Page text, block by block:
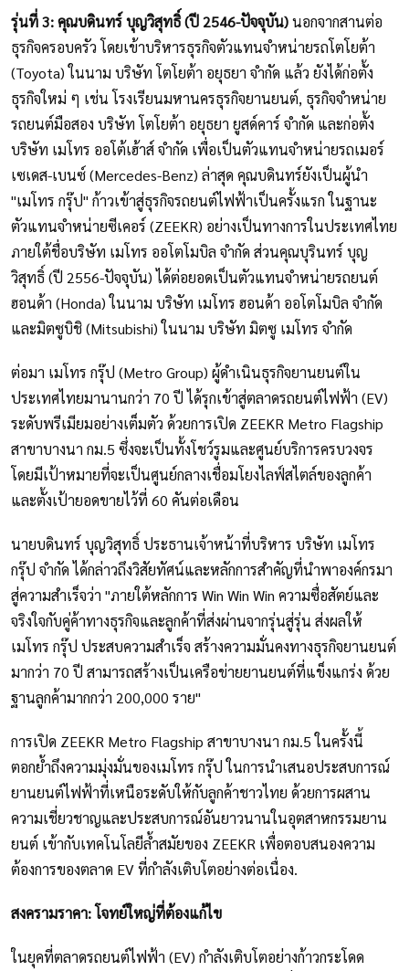
รุ่นที่ 3: คุณบดินทร์ บุญวิสุทธิ์ (ปี 2546-ปัจจุบัน)นอกจากสานต่อ
ธุรกิจครอบครัว โดยเข้าบริหารธุรกิจตัวแทนจำหน่ายรถโตโยต้า
(Toyota) ในนาม บริษัท โตโยต้า อยุธยา จำกัด แล้ว ยังได้ก่อตั้ง
ธุรกิจใหม่ ๆ เช่น โรงเรียนมหานครธุรกิจยานยนต์, ธุรกิจจำหน่าย
รถยนต์มือสอง บริษัท โตโยต้า อยุธยา ยูสด์คาร์ จำกัด และก่อตั้ง
บริษัท เมโทร ออโต้เฮ้าส์ จำกัด เพื่อเป็นตัวแทนจำหน่ายรถเมอร์
เซเดส-เบนซ์ (Mercedes-Benz) ล่าสุด คุณบดินทร์ยังเป็นผู้นำ
"เมโทร กรุ๊ป" ก้าวเข้าสู่ธุรกิจรถยนต์ไฟฟ้าเป็นครั้งแรก ในฐานะ
ตัวแทนจำหน่ายซีเคอร์ (ZEEKR) อย่างเป็นทางการในประเทศไทย
ภายใต้ชื่อบริษัท เมโทร ออโตโมบิล จำกัด ส่วนคุณบุรินทร์ บุญ
วิสุทธิ์ (ปี 2556-ปัจจุบัน) ได้ต่อยอดเป็นตัวแทนจำหน่ายรถยนต์
ฮอนด้า (Honda) ในนาม บริษัท เมโทร ฮอนด้า ออโตโมบิล จำกัด
และมิตซูบิชิ (Mitsubishi) ในนาม บริษัท มิตซู เมโทร จำกัด
ต่อมา เมโทร กรุ๊ป (Metro Group) ผู้ดำเนินธุรกิจยานยนต์ใน
ประเทศไทยมานานกว่า 70 ปี ได้รุกเข้าสู่ตลาดรถยนต์ไฟฟ้า (EV)
ระดับพรีเมียมอย่างเต็มตัว ด้วยการเปิด ZEEKR Metro Flagship
สาขาบางนา กม.5 ซึ่งจะเป็นทั้งโชว์รูมและศูนย์บริการครบวงจร
โดยมีเป้าหมายที่จะเป็นศูนย์กลางเชื่อมโยงไลฟ์สไตล์ของลูกค้า
และตั้งเป้ายอดขายไว้ที่ 60 คันต่อเดือน
นายบดินทร์ บุญวิสุทธิ์ ประธานเจ้าหน้าที่บริหาร บริษัท เมโทร
กรุ๊ป จำกัด ได้กล่าวถึงวิสัยทัศน์และหลักการสำคัญที่นำพาองค์กรมา
สู่ความสำเร็จว่า "ภายใต้หลักการ Win Win Win ความซื่อสัตย์และ
จริงใจกับคู่ค้าทางธุรกิจและลูกค้าที่ส่งผ่านจากรุ่นสู่รุ่น ส่งผลให้
เมโทร กรุ๊ป ประสบความสำเร็จ สร้างความมั่นคงทางธุรกิจยานยนต์
มากว่า 70 ปี สามารถสร้างเป็นเครือข่ายยานยนต์ที่แข็งแกร่ง ด้วย
ฐานลูกค้ามากกว่า 200,000 ราย"
การเปิด ZEEKR Metro Flagship สาขาบางนา กม.5 ในครั้งนี้
ตอกย้ำถึงความมุ่งมั่นของเมโทร กรุ๊ป ในการนำเสนอประสบการณ์
ยานยนต์ไฟฟ้าที่เหนือระดับให้กับลูกค้าชาวไทย ด้วยการผสาน
ความเชี่ยวชาญและประสบการณ์อันยาวนานในอุตสาหกรรมยาน
ยนต์ เข้ากับเทคโนโลยีล้ำสมัยของ ZEEKR เพื่อตอบสนองความ
ต้องการของตลาด EV ที่กำลังเติบโตอย่างต่อเนื่อง.
สงครามราคา: โจทย์ใหญ่ที่ต้องแก้ไข
ในยุคที่ตลาดรถยนต์ไฟฟ้า (EV) กำลังเติบโตอย่างก้าวกระโดด